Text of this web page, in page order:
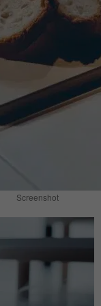
Screenshot